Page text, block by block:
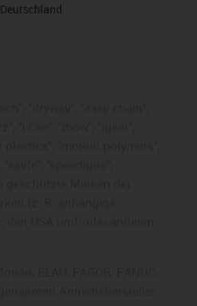
Deutschland